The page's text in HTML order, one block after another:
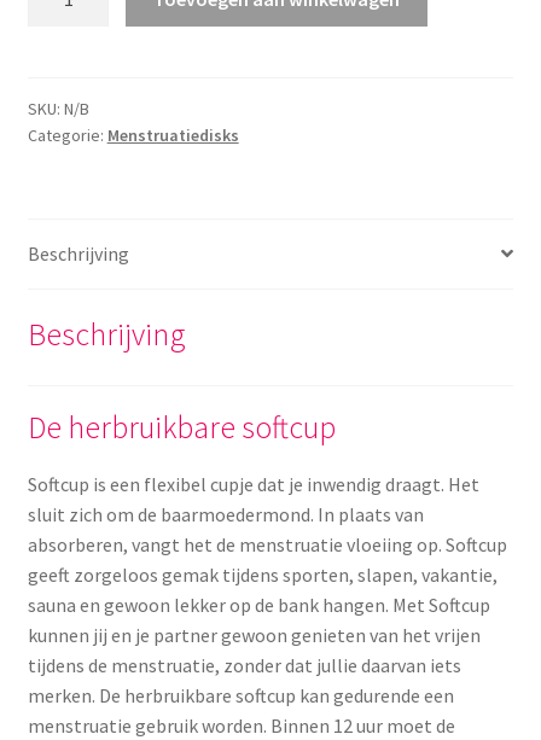
SKU: N/B
Categorie: Menstruatiedisks
Beschrijving
Beschrijving
De herbruikbare softcup
Softcup is een flexibel cupje dat je inwendig draagt. Het
sluit zich om de baarmoedermond. In plaats van
absorberen, vangt het de menstruatie vloeiing op. Softcup
geeft zorgeloos gemak tijdens sporten, slapen, vakantie,
sauna en gewoon lekker op de bank hangen. Met Softcup
kunnen jij en je partner gewoon genieten van het vrijen
tijdens de menstruatie, zonder dat jullie daarvan iets
merken. De herbruikbare softcup kan gedurende een
menstruatie gebruik worden. Binnen 12 uur moet de